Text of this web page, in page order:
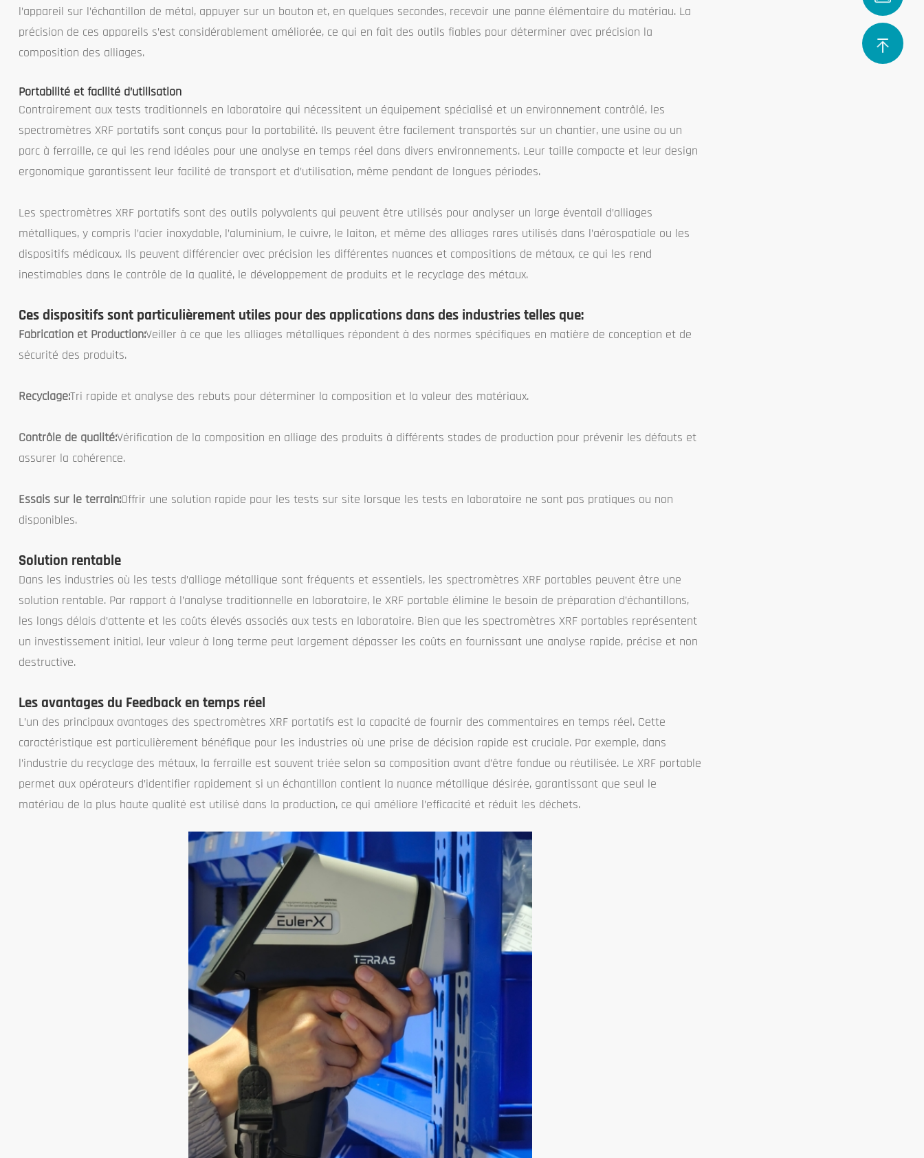
l’appareil sur l’échantillon de métal, appuyer sur un bouton et, en quelques secondes, recevoir une panne élémentaire du matériau. La
précision de ces appareils s’est considérablement améliorée, ce qui en fait des outils fiables pour déterminer avec précision la
composition des alliages.
Portabilité et facilité d’utilisation
Contrairement aux tests traditionnels en laboratoire qui nécessitent un équipement spécialisé et un environnement contrôlé, les
spectromètres XRF portatifs sont conçus pour la portabilité. Ils peuvent être facilement transportés sur un chantier, une usine ou un
parc à ferraille, ce qui les rend idéales pour une analyse en temps réel dans divers environnements. Leur taille compacte et leur design
ergonomique garantissent leur facilité de transport et d’utilisation, même pendant de longues périodes.
Les spectromètres XRF portatifs sont des outils polyvalents qui peuvent être utilisés pour analyser un large éventail d’alliages
métalliques, y compris l’acier inoxydable, l’aluminium, le cuivre, le laiton, et même des alliages rares utilisés dans l’aérospatiale ou les
dispositifs médicaux. Ils peuvent différencier avec précision les différentes nuances et compositions de métaux, ce qui les rend
inestimables dans le contrôle de la qualité, le développement de produits et le recyclage des métaux.
Ces dispositifs sont particulièrement utiles pour des applications dans des industries telles que:
Fabrication et Production:Veiller à ce que les alliages métalliques répondent à des normes spécifiques en matière de conception et de
sécurité des produits.
Recyclage:Tri rapide et analyse des rebuts pour déterminer la composition et la valeur des matériaux.
Contrôle de qualité:Vérification de la composition en alliage des produits à différents stades de production pour prévenir les défauts et
assurer la cohérence.
Essais sur le terrain:Offrir une solution rapide pour les tests sur site lorsque les tests en laboratoire ne sont pas pratiques ou non
disponibles.
Solution rentable
Dans les industries où les tests d’alliage métallique sont fréquents et essentiels, les spectromètres XRF portables peuvent être une
solution rentable. Par rapport à l’analyse traditionnelle en laboratoire, le XRF portable élimine le besoin de préparation d’échantillons,
les longs délais d’attente et les coûts élevés associés aux tests en laboratoire. Bien que les spectromètres XRF portables représentent
un investissement initial, leur valeur à long terme peut largement dépasser les coûts en fournissant une analyse rapide, précise et non
destructive.
Les avantages du Feedback en temps réel
L’un des principaux avantages des spectromètres XRF portatifs est la capacité de fournir des commentaires en temps réel. Cette
caractéristique est particulièrement bénéfique pour les industries où une prise de décision rapide est cruciale. Par exemple, dans
l’industrie du recyclage des métaux, la ferraille est souvent triée selon sa composition avant d’être fondue ou réutilisée. Le XRF portable
permet aux opérateurs d’identifier rapidement si un échantillon contient la nuance métallique désirée, garantissant que seul le
matériau de la plus haute qualité est utilisé dans la production, ce qui améliore l’efficacité et réduit les déchets.